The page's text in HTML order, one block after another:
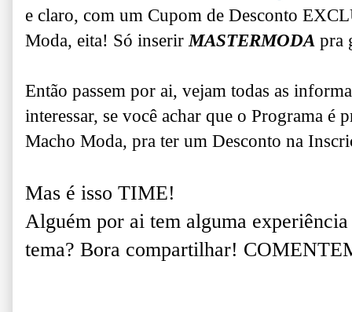
e claro, com um Cupom de Desconto
Moda, eita! Só inserirMASTERMODA pra
Então passem por ai, vejam todas as
interessar, se você achar que o Programa é
Macho Moda, pra ter um Desconto na
Mas é isso TIME!
Alguém por ai tem alguma experiência
tema? Bora compartilhar!